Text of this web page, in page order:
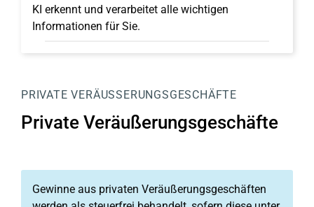
KI erkennt und verarbeitet alle wichtigen
Informationen für Sie.
PRIVATE VERÄUSSERUNGSGESCHÄFTE
Private Veräußerungsgeschäfte
Gewinne aus privaten Veräußerungsgeschäften